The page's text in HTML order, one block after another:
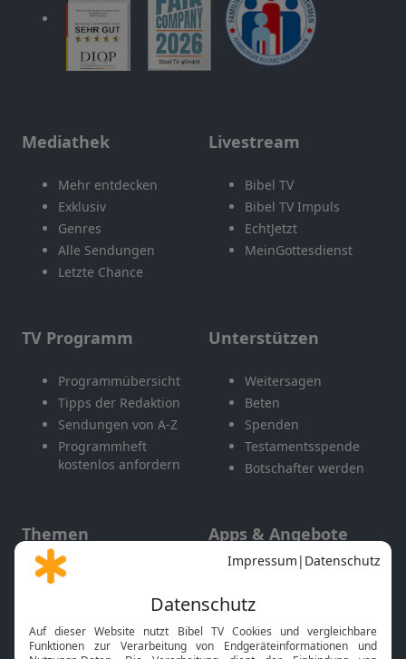
Mediathek
Mehr entdecken
Exklusiv
Genres
Alle Sendungen
Letzte Chance
Livestream
Bibel TV
Bibel TV Impuls
EchtJetzt
MeinGottesdienst
TV Programm
Programmübersicht
Tipps der Redaktion
Sendungen von A-Z
Programmheft
kostenlos anfordern
Unterstützen
Weitersagen
Beten
Spenden
Testamentsspende
Botschafter werden
Themen
Gott und Bibel erklärt
Neuigkeiten
Apps & Angebote
Mobile App
Smart TV